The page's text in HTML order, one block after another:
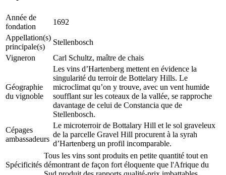
Année de
fondation
1692
Appellation(s)
principale(s)
Stellenbosch
Vigneron
Carl Schultz, maître de chais
Géographie
du vignoble
Les vins d’Hartenberg mettent en évidence la
singularité du terroir de Bottelary Hills. Le
microclimat qu’on y trouve, avec un vent humide
soufflant sur les coteaux de la vallée, se rapproche
davantage de celui de Constancia que de
Stellenbosch.
Cépages
ambassadeurs
Le microterroir de Bottalary Hill et le sol graveleux
de la parcelle Gravel Hill procurent à la syrah
d’Hartenberg un profil incomparable.
Spécificités
Tous les vins sont produits en petite quantité tout en
démontrant de façon fort éloquente que l'Afrique du